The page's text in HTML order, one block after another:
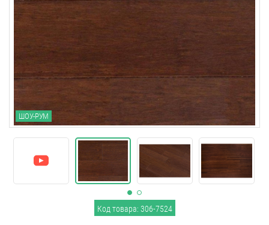
ШОУ-РУМ
Код товара: 306-7524